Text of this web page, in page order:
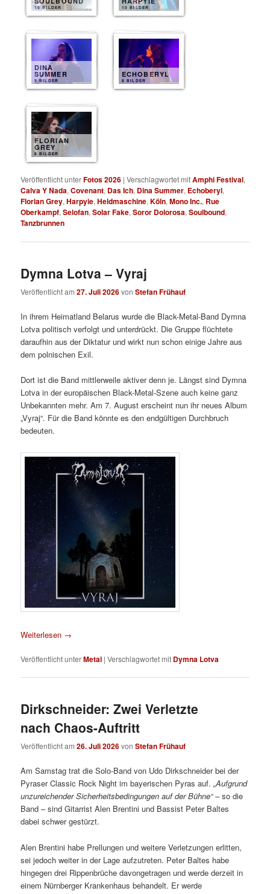
10 BILDER 10 BILDER
DINA
SUMMER
9 BILDER
ECHOBERYL
8 BILDER
FLORIAN
GREY
8 BILDER
Veröffentlicht unterFotos 2026 |Verschlagwortet mitAmphi Festival,
Calva Y Nada,Covenant, Das Ich, Dina Summer, Echoberyl,
Florian Grey,Harpyie,Heldmaschine,Köln,Mono Inc., Rue
Oberkampf,Selofan,Solar Fake,Soror Dolorosa,Soulbound,
Tanzbrunnen
Dymna Lotva – Vyraj
Veröffentlicht am27. Juli 2026vonStefan Frühauf
In ihrem Heimatland Belarus wurde die Black-Metal-Band Dymna
Lotva politisch verfolgt und unterdrückt. Die Gruppe flüchtete
daraufhin aus der Diktatur und wirkt nun schon einige Jahre aus
dem polnischen Exil.
Dort ist die Band mittlerweile aktiver denn je. Längst sind Dymna
Lotva in der europäischen Black-Metal-Szene auch keine ganz
Unbekannten mehr. Am 7. August erscheint nun ihr neues Album
„Vyraj“. Für die Band könnte es den endgültigen Durchbruch
bedeuten.
Weiterlesen →
Veröffentlicht unterMetal |Verschlagwortet mit Dymna Lotva
Dirkschneider: Zwei Verletzte
nach Chaos-Auftritt
Veröffentlicht am26. Juli 2026vonStefan Frühauf
Am Samstag trat die Solo-Band von Udo Dirkschneider bei der
Pyraser Classic Rock Night im bayerischen Pyras auf.„Aufgrund
unzureichender Sicherheitsbedingungen auf der Bühne“– so die
Band – sind Gitarrist Alen Brentini und Bassist Peter Baltes
dabei schwer gestürzt.
Alen Brentini habe Prellungen und weitere Verletzungen erlitten,
sei jedoch weiter in der Lage aufzutreten. Peter Baltes habe
hingegen drei Rippenbrüche davongetragen und werde derzeit in
einem Nürnberger Krankenhaus behandelt. Er werde